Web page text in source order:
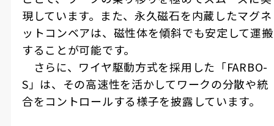
現しています。また、永久磁石を内蔵したマグネ
ットコンベアは、磁性体を傾斜でも安定して運搬
することが可能です。
さらに、ワイヤ駆動方式を採用した「FARBO-
S」は、その高速性を活かしてワークの分散や統
合をコントロールする様子を披露しています。